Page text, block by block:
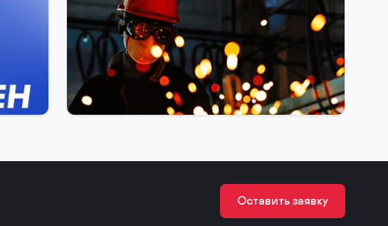
«АТОММАШ» — как искать
сотрудников для непростой
работы
11 марта 2025
Оставить заявку